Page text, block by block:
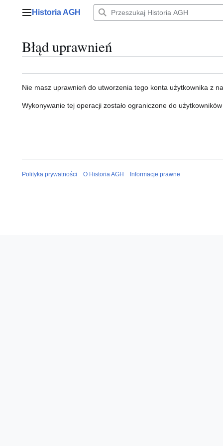
Menu główne
Historia AGH
Błąd uprawnień
Nie masz uprawnień do utworzenia tego konta użytkownika z
Wykonywanie tej operacji zostało ograniczone do
Polityka prywatności O Historia AGH Informacje prawne